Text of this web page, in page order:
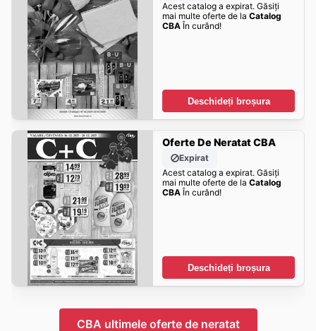
Acest catalog a expirat. Găsiți
mai multe oferte de la Catalog
CBAÎn curând!
Deschideți broșura
Oferte De Neratat CBA
Expirat
Acest catalog a expirat. Găsiți
mai multe oferte de la Catalog
CBAÎn curând!
Deschideți broșura
CBA ultimele oferte de neratat